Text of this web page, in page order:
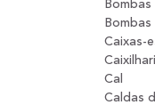
Caixas-
Cal
Caldas